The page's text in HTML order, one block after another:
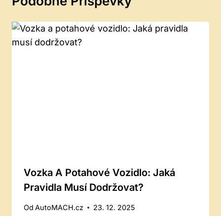
Vozka A Potahové Vozidlo: Jaká
Pravidla Musí Dodržovat?
Od AutoMACH.cz 23. 12. 2025